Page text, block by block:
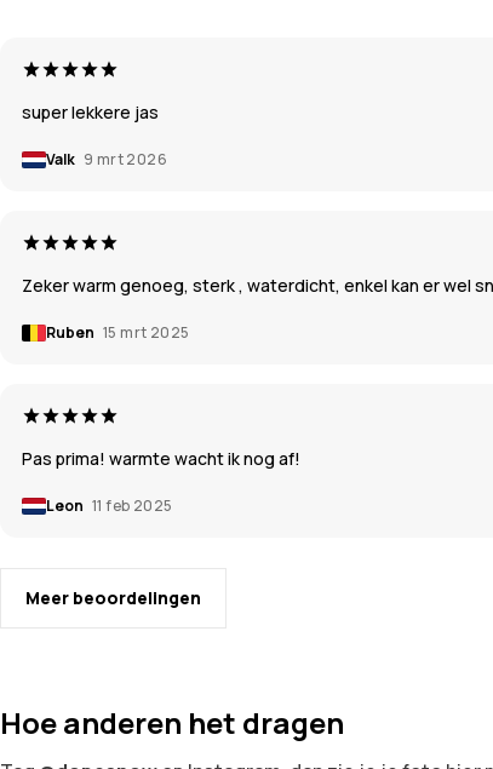
super lekkere jas
Valk 9 mrt 2026
Zeker warm genoeg, sterk , waterdicht, enkel kan er wel
Ruben 15 mrt 2025
Pas prima! warmte wacht ik nog af!
Leon 11 feb 2025
Meer beoordelingen
Hoe anderen het dragen